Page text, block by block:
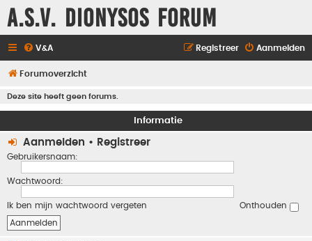
A.S.V. Dionysos Forum
V&A Aanmelden
Registreer
Forumoverzicht
Deze site heeft geen forums.
Informatie
Aanmelden • Registreer
Gebruikersnaam:
Wachtwoord:
Ik ben mijn wachtwoord vergeten Onthouden